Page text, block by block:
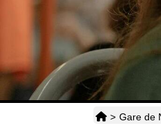
> Gare de